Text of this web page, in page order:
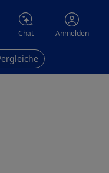
Chat Anmelden